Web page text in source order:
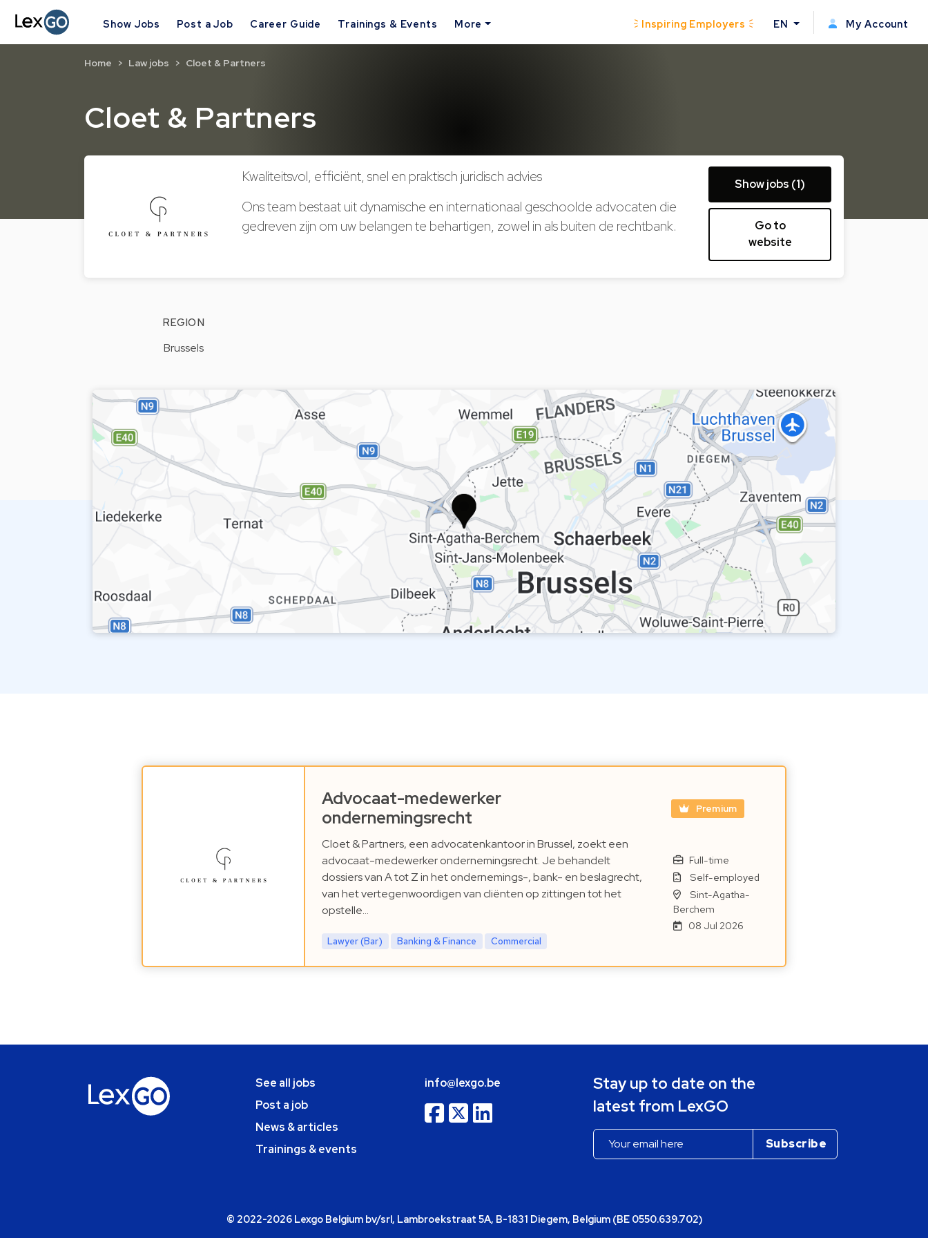
Show Jobs Post a Job Career Guide Trainings & Events More Inspiring Employers EN My Account
Cloet & Partners
Home Law jobs Cloet & Partners
Kwaliteitsvol, efficiënt, snel en praktisch juridisch advies
Ons team bestaat uit dynamische en internationaal geschoolde advocaten die
gedreven zijn om uw belangen te behartigen, zowel in als buiten de rechtbank.
Show jobs (1)
Go to
website
REGION
Brussels
Advocaat-medewerker
ondernemingsrecht
Premium
Cloet & Partners, een advocatenkantoor in Brussel, zoekt een
advocaat-medewerker ondernemingsrecht. Je behandelt
dossiers van A tot Z in het ondernemings-, bank- en beslagrecht,
van het vertegenwoordigen van cliënten op zittingen tot het
opstelle…
Lawyer (Bar) Banking & Finance Commercial
Full-time
Self-employed
Sint-Agatha-
Berchem
08 Jul 2026
See all jobs
Post a job
News & articles
Trainings & events
info@lexgo.be
Stay up to date on the
latest from LexGO
© 2022-2026 Lexgo Belgium bv/srl, Lambroekstraat 5A, B-1831 Diegem, Belgium (BE 0550.639.702)